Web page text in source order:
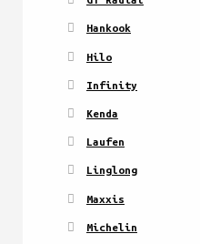
Hankook
Hilo
Infinity
Kenda
Laufen
Linglong
Maxxis
Michelin